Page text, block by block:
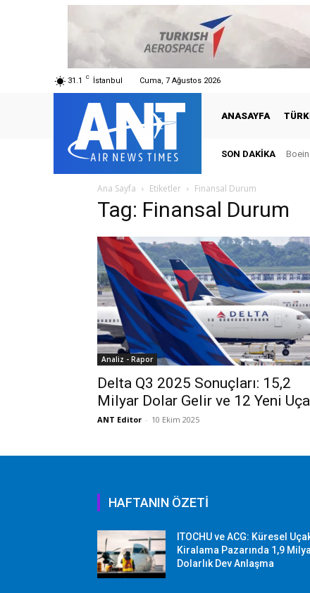
31.1 C İstanbul Cuma, 7 Ağustos 2026
ANASAYFA
SON DAKIKA
Ana Sayfa Etiketler Finansal Durum
Tag: Finansal Durum
Analiz - Rapor
Delta Q3 2025 Sonuçları: 15,2
Milyar Dolar Gelir ve 12 Yeni
ANT Editor - 10 Ekim 2025
HAFTANIN ÖZETİ
ITOCHU ve ACG: Küresel
Kiralama Pazarında 1,9
Dolarlık Dev Anlaşma